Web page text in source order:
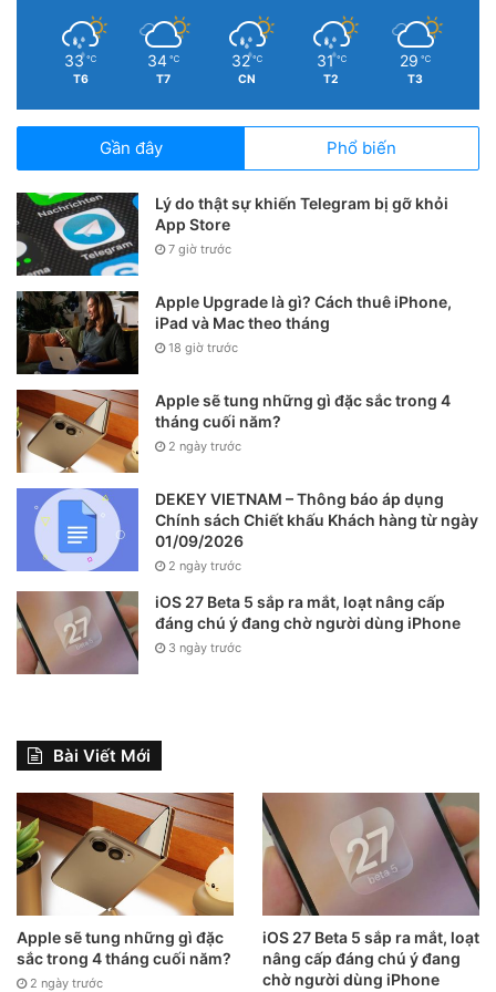
có thể làm giảm tuổi thọ pin của iPhone nếu bạn thường
xuyên để màn hình nó ở độ sáng cực cao.
Sau khi đã tắt tính năng này, bạn sẽ phải điều chỉnh độ
sáng iPhone theo cách thủ công từ Trung tâm điều khiển.
33 ℃
T6
34 ℃
T7
32 ℃
CN
31 ℃
T2
29 ℃
T3
Gần đây Phổ biến
Lý do thật sự khiến Telegram bị gỡ khỏi
App Store
7 giờ trước
Apple Upgrade là gì? Cách thuê iPhone,
iPad và Mac theo tháng
18 giờ trước
Apple sẽ tung những gì đặc sắc trong 4
tháng cuối năm?
2 ngày trước
DEKEY VIETNAM – Thông báo áp dụng
Chính sách Chiết khấu Khách hàng từ ngày
01/09/2026
2 ngày trước
iOS 27 Beta 5 sắp ra mắt, loạt nâng cấp
đáng chú ý đang chờ người dùng iPhone
3 ngày trước
Bài Viết Mới
Apple sẽ tung những gì đặc
sắc trong 4 tháng cuối năm?
2 ngày trước
iOS 27 Beta 5 sắp ra mắt, loạt
nâng cấp đáng chú ý đang
chờ người dùng iPhone